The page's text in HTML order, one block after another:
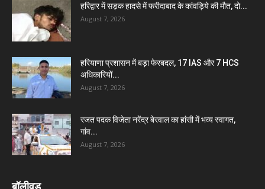
हरिद्वार में सड़क हादसे में फरीदाबाद के कांवड़िये की मौत, दो...
August 7, 2026
हरियाणा प्रशासन में बड़ा फेरबदल, 17 IAS और 7 HCS
अधिकारियों...
August 7, 2026
रजत पदक विजेता नरेंद्र बेरवाल का हांसी में भव्य स्वागत,
गांव...
August 7, 2026
बॉलीवुड